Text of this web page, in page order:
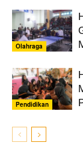
Olahraga
Pendidikan